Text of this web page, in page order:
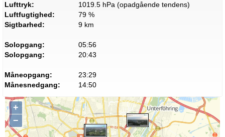
Lufttryk:
1019.5 hPa (opadgående tendens)
Luftfugtighed:
79 %
Sigtbarhed:
9 km
Solopgang:
05:56
Solopgang:
20:43
Måneopgang:
23:29
Månesnedgang:
14:50
+
−